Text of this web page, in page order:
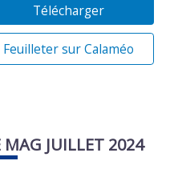
Télécharger
Feuilleter sur Calaméo
MAG JUILLET 2024